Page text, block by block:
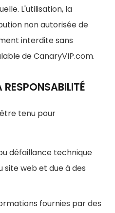
L'utilisation, la
non autorisée de
interdite sans
de CanaryVIP.com.
tenu pour
défaillance technique
web et due à des
fournies par des